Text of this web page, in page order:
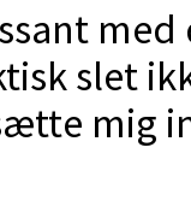
med
slet
mig